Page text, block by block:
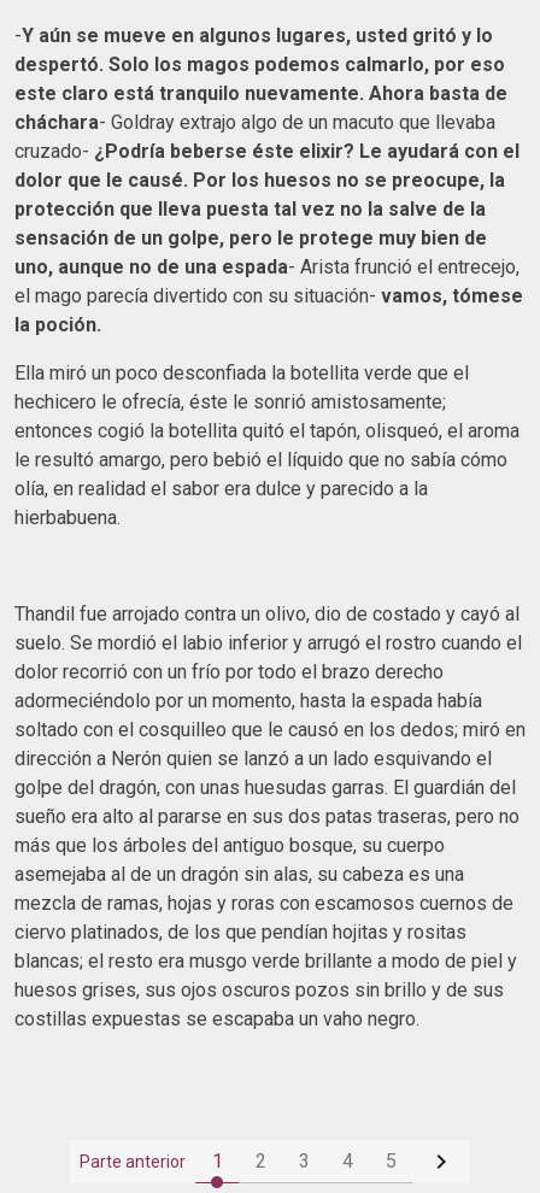
-Y aún se mueve en algunos lugares, usted gritó y lo
despertó. Solo los magos podemos calmarlo, por eso
este claro está tranquilo nuevamente. Ahora basta de
cháchara- Goldray extrajo algo de un macuto que llevaba
cruzado- ¿Podría beberse éste elixir? Le ayudará con el
dolor que le causé. Por los huesos no se preocupe, la
protección que lleva puesta tal vez no la salve de la
sensación de un golpe, pero le protege muy bien de
uno, aunque no de una espada- Arista frunció el entrecejo,
el mago parecía divertido con su situación- vamos, tómese
la poción.
Ella miró un poco desconfiada la botellita verde que el
hechicero le ofrecía, éste le sonrió amistosamente;
entonces cogió la botellita quitó el tapón, olisqueó, el aroma
le resultó amargo, pero bebió el líquido que no sabía cómo
olía, en realidad el sabor era dulce y parecido a la
hierbabuena.
Thandil fue arrojado contra un olivo, dio de costado y cayó al
suelo. Se mordió el labio inferior y arrugó el rostro cuando el
dolor recorrió con un frío por todo el brazo derecho
adormeciéndolo por un momento, hasta la espada había
soltado con el cosquilleo que le causó en los dedos; miró en
dirección a Nerón quien se lanzó a un lado esquivando el
golpe del dragón, con unas huesudas garras. El guardián del
sueño era alto al pararse en sus dos patas traseras, pero no
más que los árboles del antiguo bosque, su cuerpo
asemejaba al de un dragón sin alas, su cabeza es una
mezcla de ramas, hojas y roras con escamosos cuernos de
ciervo platinados, de los que pendían hojitas y rositas
blancas; el resto era musgo verde brillante a modo de piel y
huesos grises, sus ojos oscuros pozos sin brillo y de sus
costillas expuestas se escapaba un vaho negro.
Parte anterior 1 2 3 4 5 